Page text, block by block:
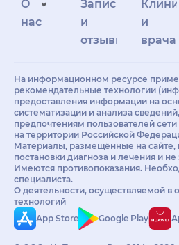
О
нас
Запись
и
отзывы
и
врачам
На информационном ресурсе
рекомендательные технологии
предоставления информации на
систематизации и анализа
предпочтениям пользователей
на территории Российской
Материалы, размещённые на сайте,
постановки диагноза и лечения и
Имеются противопоказания.
специалиста.
О деятельности, осуществляемой
технологий
App Store
Google Play